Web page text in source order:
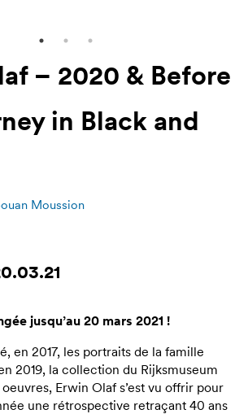
– 2020 & Before
in Black and
Moussion
jusqu’au 20 mars 2021 !
en 2017, les portraits de la famille
2019, la collection du Rijksmuseum
Erwin Olaf s’est vu offrir pour
une rétrospective retraçant 40 ans